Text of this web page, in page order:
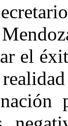
el